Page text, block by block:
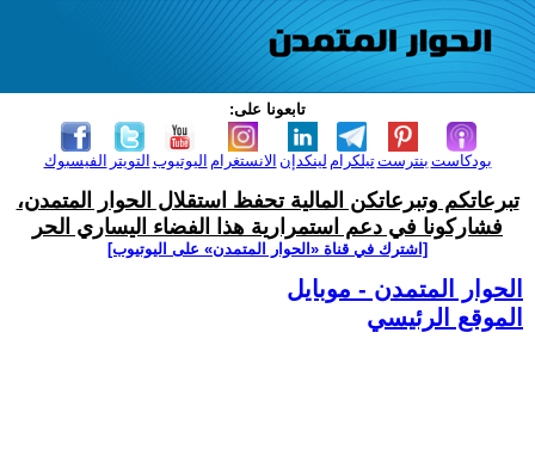
تابعونا على:
الفيسبوك التويتر اليوتيوب الانستغرام لينكدإن تيلكرامبنترست بودكاست
تبرعاتكم وتبرعاتكن المالية تحفظ استقلال الحوار المتمدن،
فشاركونا في دعم استمرارية هذا الفضاء اليساري الحر
[اشترك في قناة ‫«الحوار المتمدن» على اليوتيوب]
الحوار المتمدن - موبايل
الموقع الرئيسي